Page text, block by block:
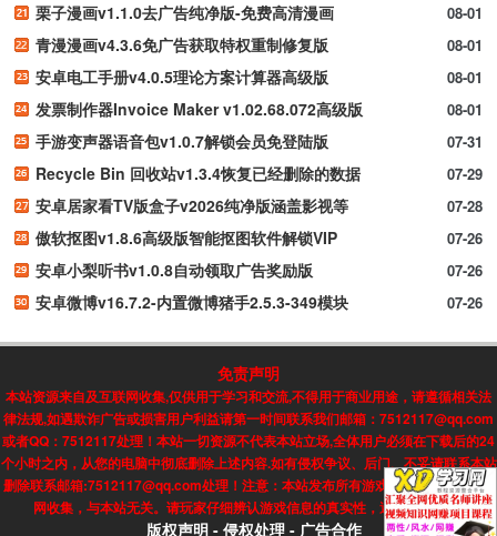
08-01
栗子漫画v1.1.0去广告纯净版-免费高清漫画
08-01
青漫漫画v4.3.6免广告获取特权重制修复版
08-01
安卓电工手册v4.0.5理论方案计算器高级版
08-01
发票制作器Invoice Maker v1.02.68.072高级版
07-31
手游变声器语音包v1.0.7解锁会员免登陆版
07-29
Recycle Bin 回收站v1.3.4恢复已经删除的数据
07-28
安卓居家看TV版盒子v2026纯净版涵盖影视等
07-26
傲软抠图v1.8.6高级版智能抠图软件解锁VIP
07-26
安卓小梨听书v1.0.8自动领取广告奖励版
07-26
安卓微博v16.7.2-内置微博猪手2.5.3-349模块
免责声明
本站资源来自及互联网收集,仅供用于学习和交流,不得用于商业用途，请遵循相关法
律法规,如遇欺诈广告或损害用户利益请第一时间联系我们邮箱：7512117@qq.com
或者QQ：7512117处理！本站一切资源不代表本站立场,全体用户必须在下载后的24
个小时之内，从您的电脑中彻底删除上述内容.如有侵权争议、后门、不妥请联系本站
删除联系邮箱:7512117@qq.com处理！注意：本站发布所有游戏信息，均来自互联
网收集，与本站无关。请玩家仔细辨认游戏信息的真实性，避免上当受骗!
版权声明 - 侵权处理 - 广告合作